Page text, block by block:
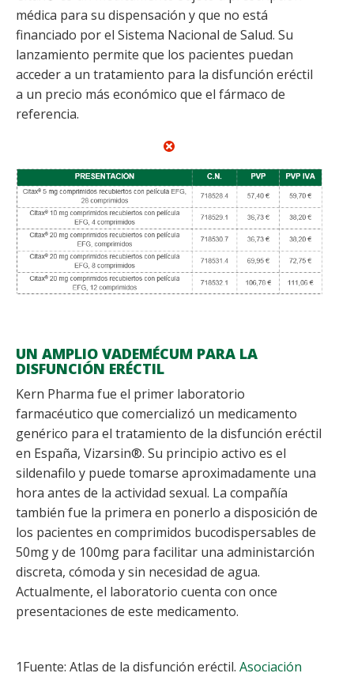
médica para su dispensación y que no está
financiado por el Sistema Nacional de Salud. Su
lanzamiento permite que los pacientes puedan
acceder a un tratamiento para la disfunción eréctil
a un precio más económico que el fármaco de
referencia.
UN AMPLIO VADEMÉCUM PARA LA
DISFUNCIÓN ERÉCTIL
Kern Pharma fue el primer laboratorio
farmacéutico que comercializó un medicamento
genérico para el tratamiento de la disfunción eréctil
en España, Vizarsin®. Su principio activo es el
sildenafilo y puede tomarse aproximadamente una
hora antes de la actividad sexual. La compañía
también fue la primera en ponerlo a disposición de
los pacientes en comprimidos bucodispersables de
50mg y de 100mg para facilitar una administarción
discreta, cómoda y sin necesidad de agua.
Actualmente, el laboratorio cuenta con once
presentaciones de este medicamento.
1Fuente: Atlas de la disfunción eréctil. Asociación